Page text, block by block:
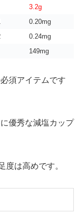
3.2g
0.20mg
0.24mg
149mg
須アイテムです
優秀な減塩カップ
度は高めです。